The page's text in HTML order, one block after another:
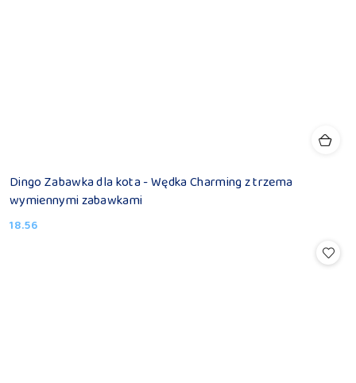
Dingo Zabawka dla kota - Wędka Charming z trzema
wymiennymi zabawkami
Cena:
18.56